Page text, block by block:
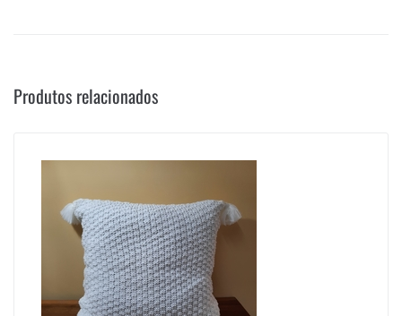
Produtos relacionados